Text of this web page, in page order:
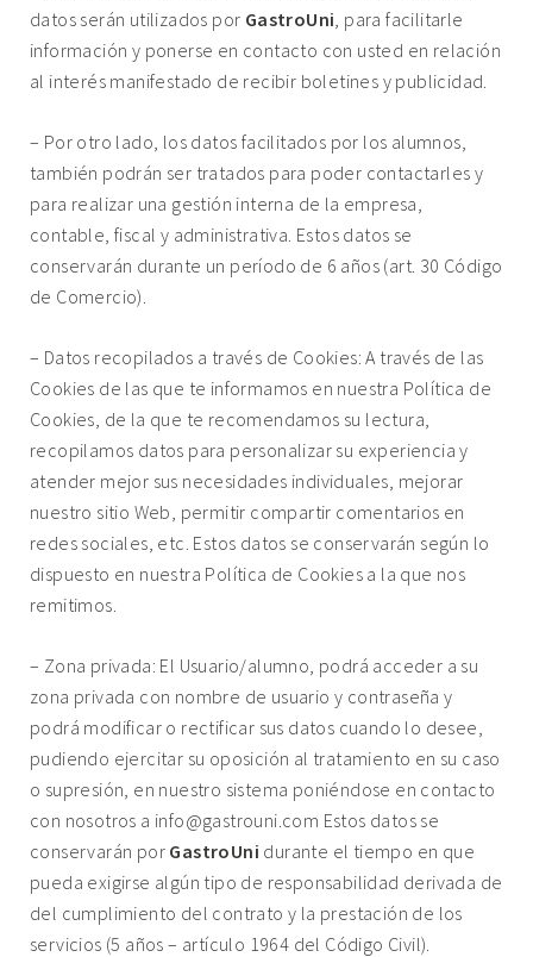
datos serán utilizados por GastroUni , para facilitarle
información y ponerse en contacto con usted en relación
al interés manifestado de recibir boletines y publicidad.
– Por otro lado, los datos facilitados por los alumnos,
también podrán ser tratados para poder contactarles y
para realizar una gestión interna de la empresa,
contable, fiscal y administrativa. Estos datos se
conservarán durante un período de 6 años (art. 30 Código
de Comercio).
– Datos recopilados a través de Cookies: A través de las
Cookies de las que te informamos en nuestra Política de
Cookies , de la que te recomendamos su lectura,
recopilamos datos para personalizar su experiencia y
atender mejor sus necesidades individuales, mejorar
nuestro sitio Web, permitir compartir comentarios en
redes sociales, etc. Estos datos se conservarán según lo
dispuesto en nuestra Política de Cookies a la que nos
remitimos.
– Zona privada: El Usuario/alumno, podrá acceder a su
zona privada con nombre de usuario y contraseña y
podrá modificar o rectificar sus datos cuando lo desee,
pudiendo ejercitar su oposición al tratamiento en su caso
o supresión, en nuestro sistema poniéndose en contacto
con nosotros a info@gastrouni.com Estos datos se
conservarán por GastroUni durante el tiempo en que
pueda exigirse algún tipo de responsabilidad derivada de
del cumplimiento del contrato y la prestación de los
servicios (5 años – artículo 1964 del Código Civil).